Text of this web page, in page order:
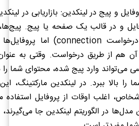
و پیج در لینکدین: بازاریابی در
و در قالب یک صفحه یا پیج. پیج
connection) اما
آن هم از طریق درخواست. وقتی به
می‌تواند وارد پیج شده، محتوای شما را
را بالا ببرد. در لینکدین مارکتینگ،
اغلب اوقات از پروفایل استفاده
مدل‌ها در الگوریتم لینکدین جا می‌گیرند،